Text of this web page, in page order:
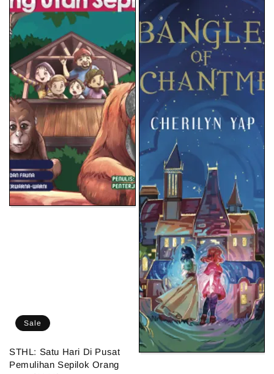
Sale
STHL: Satu Hari Di Pusat
Pemulihan Sepilok Orang